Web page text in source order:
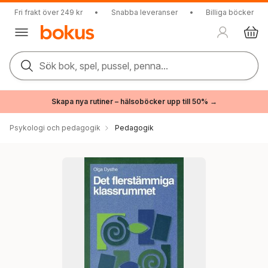
Fri frakt över 249 kr • Snabba leveranser • Billiga böcker
Sök bok, spel, pussel, penna...
Skapa nya rutiner – hälsoböcker upp till 50% →
Psykologi och pedagogik Pedagogik